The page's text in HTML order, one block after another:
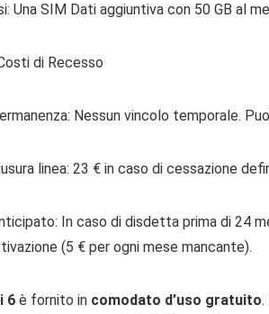
Una SIM Dati aggiuntiva con 50 GB al
di Recesso
Nessun vincolo temporale.
linea: 23 € in caso di cessazione
In caso di disdetta prima di 24
(5 € per ogni mese mancante).
6 è fornito in comodato d’uso gratuito.